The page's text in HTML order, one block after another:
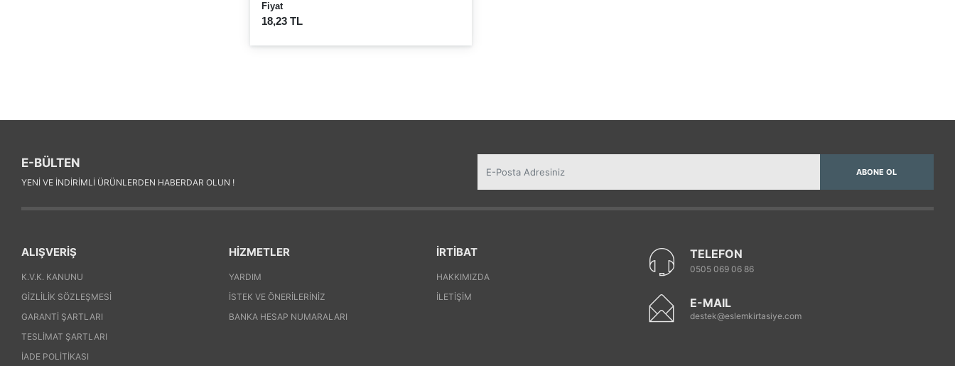
Fiyat
18,23 TL
E-BÜLTEN
YENI VE INDIRIMLI ÜRÜNLERDEN HABERDAR OLUN !
ABONE OL
ALIŞVERİŞ
K.V.K. KANUNU
GIZLILIK SÖZLEŞMESI
GARANTI ŞARTLARI
TESLIMAT ŞARTLARI
İADE POLITIKASI
HİZMETLER
YARDIM
İSTEK VE ÖNERILERINIZ
BANKA HESAP NUMARALARI
İRTİBAT
HAKKIMIZDA
İLETIŞIM
TELEFON
0505 069 06 86
E-MAIL
destek@eslemkirtasiye.com